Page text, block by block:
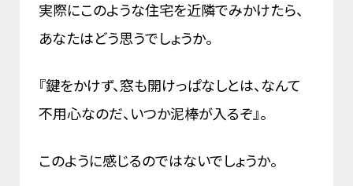
実際にこのような住宅を近隣でみかけたら、
あなたはどう思うでしょうか。
『鍵をかけず、窓も開けっぱなしとは、なんて
不用心なのだ、いつか泥棒が入るぞ』。
このように感じるのではないでしょうか。